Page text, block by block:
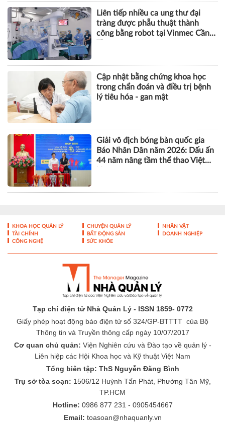
Liên tiếp nhiều ca ung thư đại
tràng được phẫu thuật thành
công bằng robot tại Vinmec Cần
Cập nhật bằng chứng khoa học
trong chẩn đoán và điều trị bệnh
lý tiêu hóa - gan mật
Giải vô địch bóng bàn quốc gia
Báo Nhân Dân năm 2026: Dấu ấn
44 năm nâng tầm thể thao Việt
KHOA HỌC QUẢN LÝ CHUYỆN QUẢN LÝ
NHÂN VẬT
TÀI CHÍNH
BẤT ĐỘNG SẢN
DOANH NGHIỆP
CÔNG NGHỆ
SỨC KHỎE
Tạp chí điện tử Nhà Quản Lý - ISSN 1859- 0772
Giấy phép hoạt động báo điện tử số 324/GP-BTTTT của Bộ
Thông tin và Truyền thông cấp ngày 10/07/2017
Cơ quan chủ quản: Viện Nghiên cứu và Đào tạo về quản lý -
Liên hiệp các Hội Khoa học và Kỹ thuật Việt Nam
Tổng biên tập: ThS Nguyễn Đăng Bình
Trụ sở tòa soạn: 1506/12 Huỳnh Tấn Phát, Phường Tân Mỹ,
TP.HCM
Hotline: 0986 877 231 - 0905454667
Email: toasoan@nhaquanly.vn